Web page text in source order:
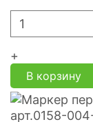
+
В корзину